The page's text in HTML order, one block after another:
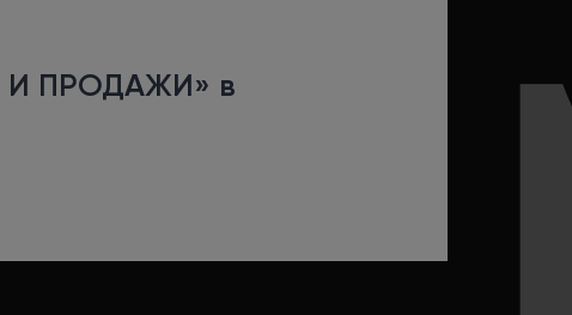
И ПРОДАЖИ» в